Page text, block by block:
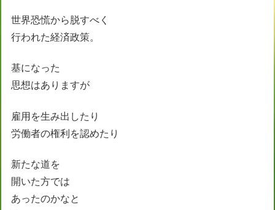
世界恐慌から脱すべく
行われた経済政策。
基になった
思想はありますが
雇用を生み出したり
労働者の権利を認めたり
新たな道を
開いた方では
あったのかなと